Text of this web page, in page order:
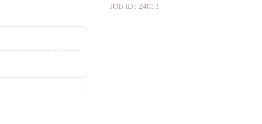
JOB ID : 24013